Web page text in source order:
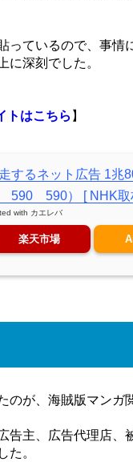
っているので、事情
に深刻でした。
トはこちら 】
するネット広告 1兆
590 590） [ NHK取
with カエレバ
楽天市場
のが、海賊版マンガ
告主、広告代理店、
た。